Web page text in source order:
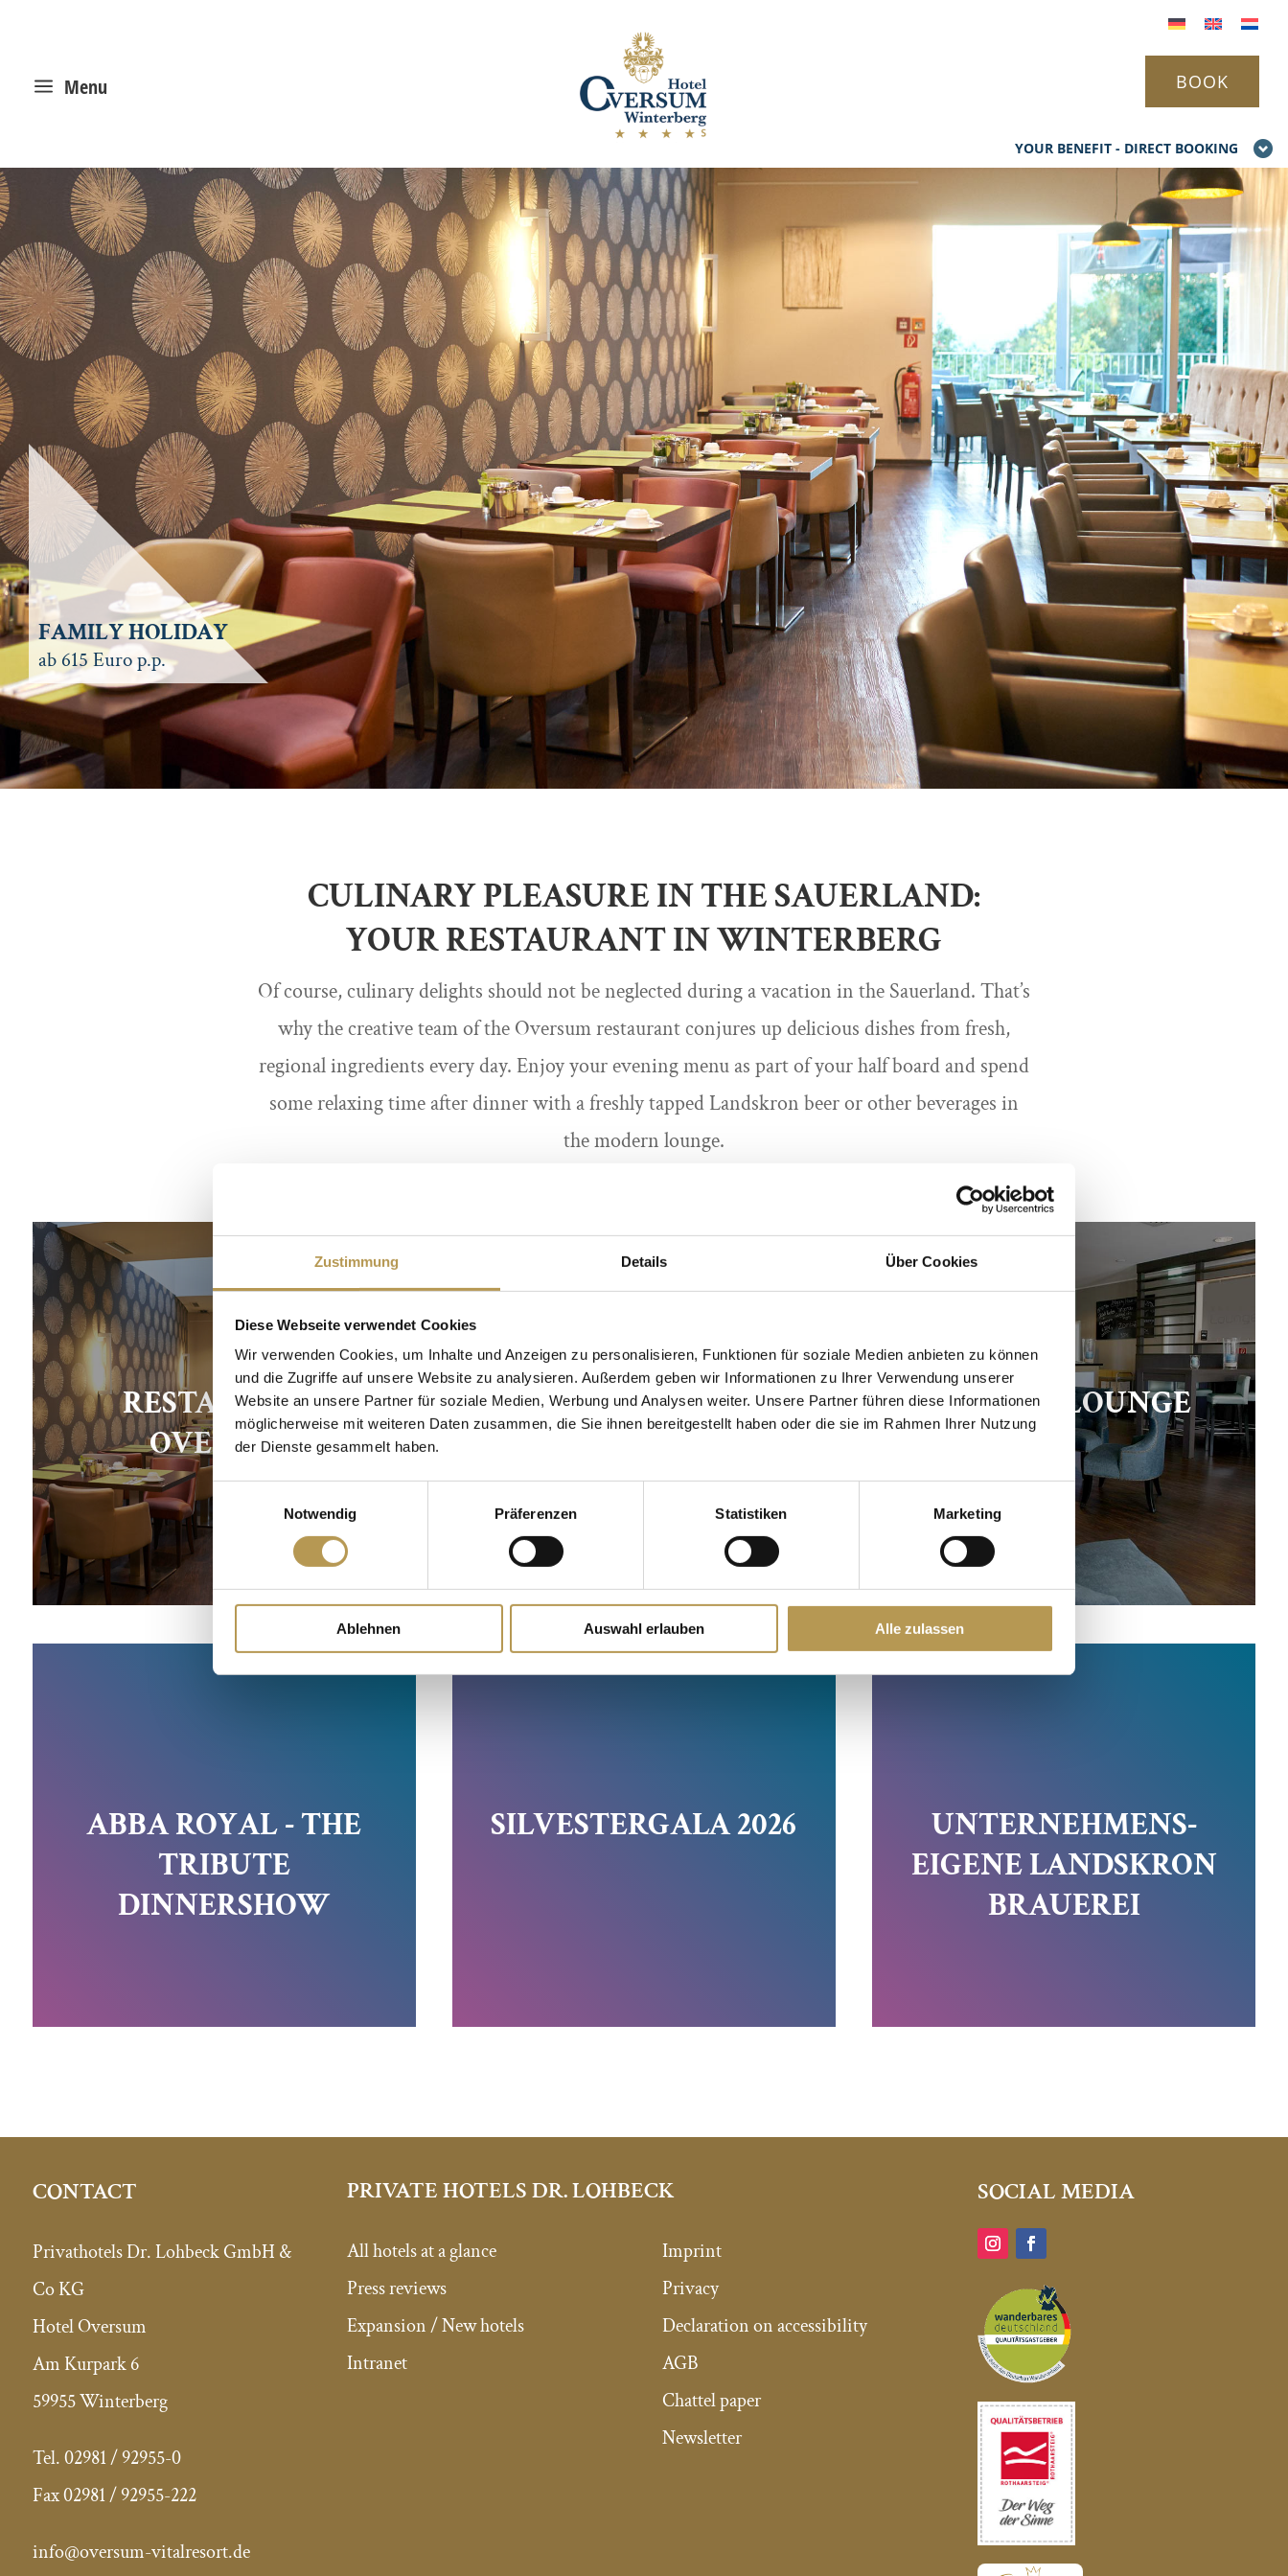
Zustimmung Details Über Cookies
Diese Webseite verwendet Cookies
Wir verwenden Cookies, um Inhalte und Anzeigen zu personalisieren, Funktionen für soziale Medien anbieten zu können
und die Zugriffe auf unsere Website zu analysieren. Außerdem geben wir Informationen zu Ihrer Verwendung unserer
Website an unsere Partner für soziale Medien, Werbung und Analysen weiter. Unsere Partner führen diese Informationen
möglicherweise mit weiteren Daten zusammen, die Sie ihnen bereitgestellt haben oder die sie im Rahmen Ihrer Nutzung
der Dienste gesammelt haben.
Notwendig
Präferenzen Statistiken Marketing
Ablehnen Auswahl erlauben Alle zulassen
YOUR BENEFIT - DIRECT BOOKING
a Menu BOOK
FAMILY HOLIDAY
ab 615 Euro p.p.
CULINARY PLEASURE IN THE SAUERLAND:
YOUR RESTAURANT IN WINTERBERG
Of course, culinary delights should not be neglected during a vacation in the Sauerland. That’s
why the creative team of the Oversum restaurant conjures up delicious dishes from fresh,
regional ingredients every day. Enjoy your evening menu as part of your half board and spend
some relaxing time after dinner with a freshly tapped Landskron beer or other beverages in
the modern lounge.
RESTAURANT
OVERSUM
FRÜHSTÜCK UNSERE LOUNGE
ABBA ROYAL - THE
TRIBUTE
DINNERSHOW
SILVESTERGALA 2026
UNTERNEHMENS-
EIGENE LANDSKRON
BRAUEREI
CONTACT
Privathotels Dr. Lohbeck GmbH &
Co KG
Hotel Oversum
Am Kurpark 6
59955 Winterberg
Tel.02981 / 92955-0
Fax 02981/ 92955-222
info@oversum-vitalresort.de
PRIVATE HOTELS DR. LOHBECK
All hotels at a glance
Press reviews
Expansion / New hotels
Intranet
Imprint
Privacy
Declaration on accessibility
AGB
Chattel paper
Newsletter
SOCIAL MEDIA